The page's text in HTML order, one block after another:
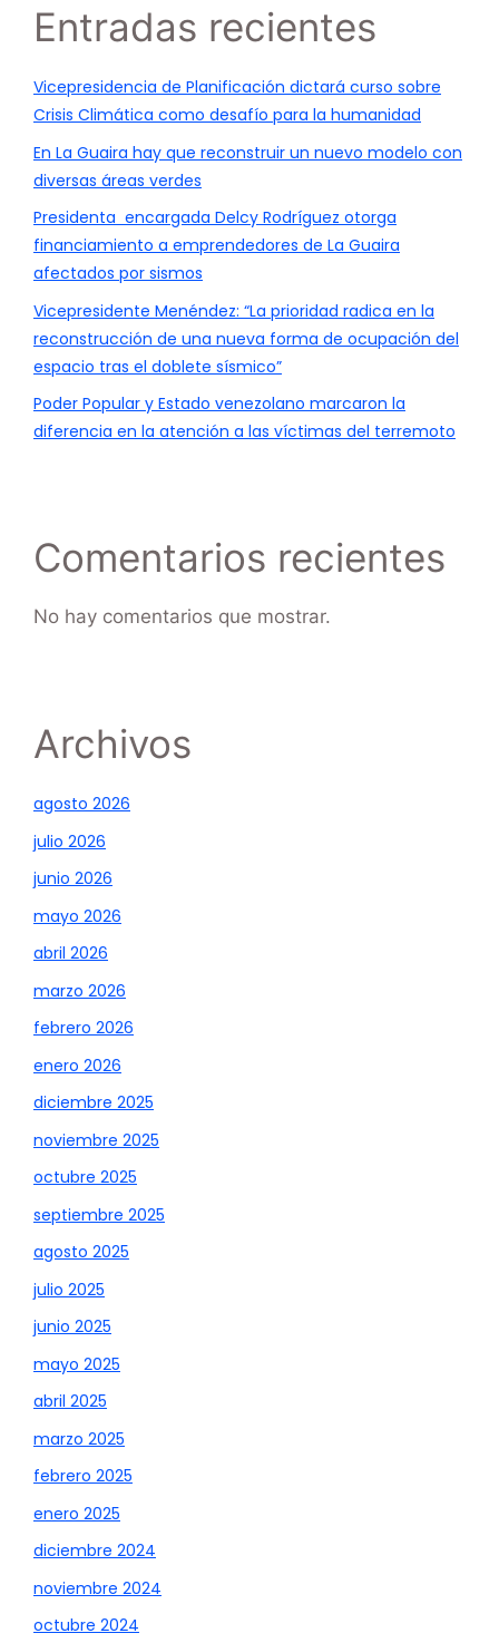
Entradas recientes
Vicepresidencia de Planificación dictará curso sobre
Crisis Climática como desafío para la humanidad
En La Guaira hay que reconstruir un nuevo modelo con
diversas áreas verdes
Presidenta encargada Delcy Rodríguez otorga
financiamiento a emprendedores de La Guaira
afectados por sismos
Vicepresidente Menéndez: “La prioridad radica en la
reconstrucción de una nueva forma de ocupación del
espacio tras el doblete sísmico”
Poder Popular y Estado venezolano marcaron la
diferencia en la atención a las víctimas del terremoto
Comentarios recientes
No hay comentarios que mostrar.
Archivos
agosto 2026
julio 2026
junio 2026
mayo 2026
abril 2026
marzo 2026
febrero 2026
enero 2026
diciembre 2025
noviembre 2025
octubre 2025
septiembre 2025
agosto 2025
julio 2025
junio 2025
mayo 2025
abril 2025
marzo 2025
febrero 2025
enero 2025
diciembre 2024
noviembre 2024
octubre 2024